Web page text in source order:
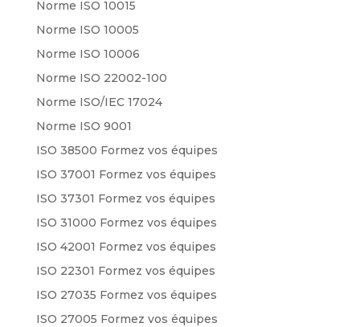
Norme ISO 10015
Norme ISO 10005
Norme ISO 10006
Norme ISO 22002-100
Norme ISO/IEC 17024
Norme ISO 9001
ISO 38500 Formez vos équipes
ISO 37001 Formez vos équipes
ISO 37301 Formez vos équipes
ISO 31000 Formez vos équipes
ISO 42001 Formez vos équipes
ISO 22301 Formez vos équipes
ISO 27035 Formez vos équipes
ISO 27005 Formez vos équipes